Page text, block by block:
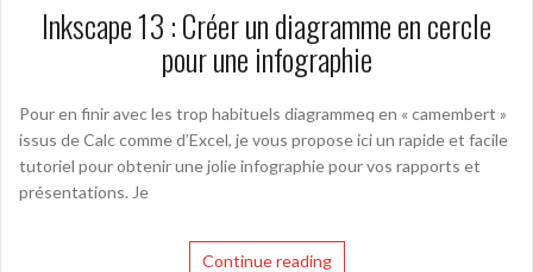
Inkscape 13 : Créer un diagramme en cercle
pour une infographie
Pour en finir avec les trop habituels diagrammeq en « camembert »
issus de Calc comme d’Excel, je vous propose ici un rapide et facile
tutoriel pour obtenir une jolie infographie pour vos rapports et
présentations. Je
Continue reading